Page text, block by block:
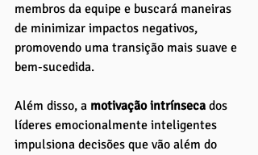
membros da equipe e buscará maneiras
de minimizar impactos negativos,
promovendo uma transição mais suave e
bem-sucedida.
Além disso, a motivação intrínseca dos
líderes emocionalmente inteligentes
impulsiona decisões que vão além do